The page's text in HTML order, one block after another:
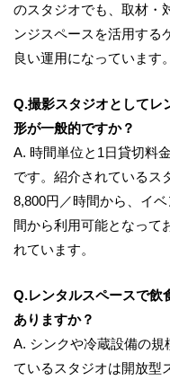
のスタジオでも、取材・
ンジスペースを活用する
良い運用になっています。
Q.撮影スタジオとしてレ
形が一般的ですか？
A. 時間単位と1日貸切料
です。紹介されているス
8,800円／時間から、イ
間から利用可能となって
れています。
Q.レンタルスペースで飲
ありますか？
A. シンクや冷蔵設備の
ているスタジオは開放型